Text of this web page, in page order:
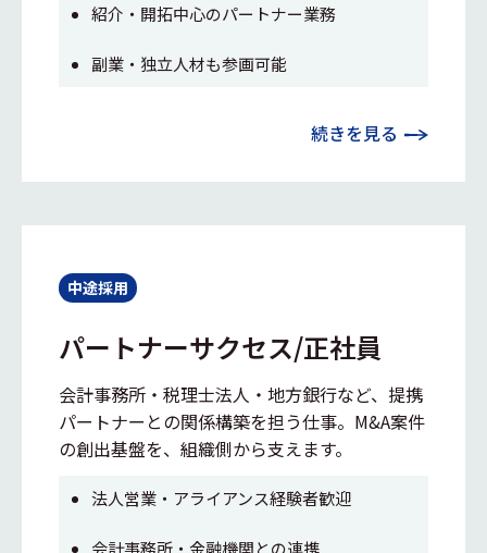
紹介・開拓中心のパートナー業務
副業・独立人材も参画可能
続きを見る
中途採用
パートナーサクセス/正社員
会計事務所・税理士法人・地方銀行など、提携
パートナーとの関係構築を担う仕事。M&A案件
の創出基盤を、組織側から支えます。
法人営業・アライアンス経験者歓迎
会計事務所・金融機関との連携